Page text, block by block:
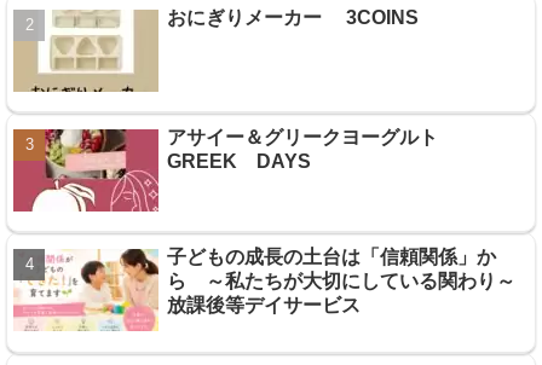
おにぎりメーカー 3COINS
アサイー＆グリークヨーグルト
GREEK DAYS
子どもの成長の土台は「信頼関係」か
ら ～私たちが大切にしている関わり～
放課後等デイサービス